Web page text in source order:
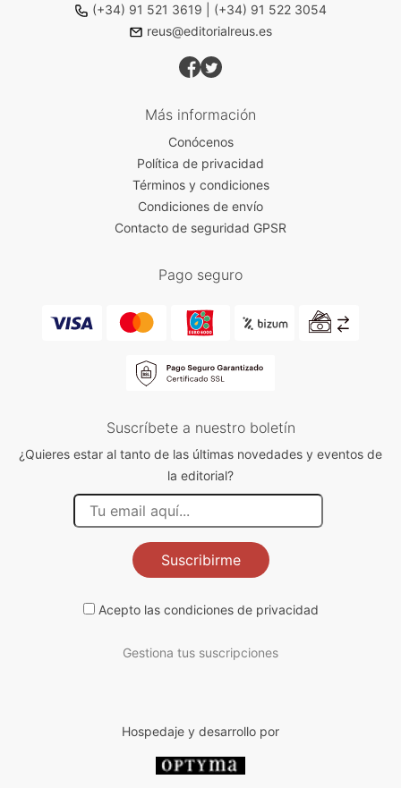
(+34) 91 521 3619
(+34) 91 522 3054
reus@editorialreus.es
Más información
Conócenos
Política de privacidad
Términos y condiciones
Condiciones de envío
Contacto de seguridad GPSR
Pago seguro
Suscríbete a nuestro boletín
¿Quieres estar al tanto de las últimas novedades y eventos de
la editorial?
Suscribirme
Acepto las condiciones de privacidad
Gestiona tus suscripciones
Hospedaje y desarrollo por